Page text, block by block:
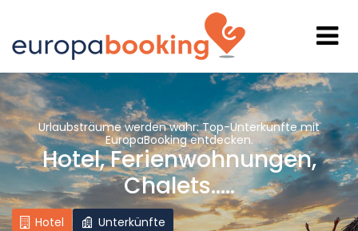
Urlaubsträume werden wahr: Top-Unterkünfte mit
EuropaBooking entdecken.
Hotel, Ferienwohnungen,
Chalets.....
Hotel Unterkünfte